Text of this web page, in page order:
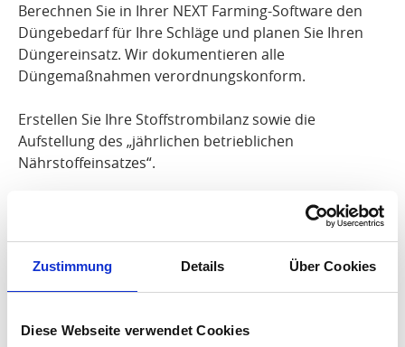
Zustimmung Details Über Cookies
Diese Webseite verwendet Cookies
Berechnen Sie in Ihrer NEXT Farming-Software den
Düngebedarf für Ihre Schläge und planen Sie Ihren
Düngereinsatz. Wir dokumentieren alle
Düngemaßnahmen verordnungskonform.
Erstellen Sie Ihre Stoffstrombilanz sowie die
Aufstellung des „jährlichen betrieblichen
Nährstoffeinsatzes“.
Ihre NEXT Farming-Software berücksichtigt dabei
auch die besonderen Auflagen für die Flächen der
durchschnittliche Ertragsniveau der letzten 5 Jahre
bzw. für die Flächen in den Nitratkulissen der Jahre
organischer Düngemittel eingehalten (inkl. der 170 kg